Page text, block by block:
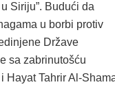
Siriju”. Budući da
u borbi protiv
Države
sa zabrinutošću
Hayat Tahrir Al-